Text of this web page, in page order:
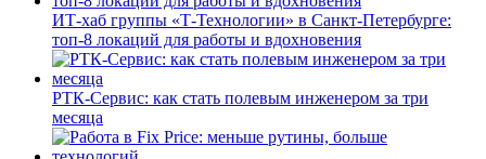
ИТ-хаб группы «Т-Технологии» в Санкт-Петербурге:
топ-8 локаций для работы и вдохновения
РТК-Сервис: как стать полевым инженером за три
месяца